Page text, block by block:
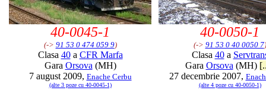
40-0045-1
(-> 91 53 0 474 059 9)
Clasa 40a CFR Marfa
Gara Orsova (MH)
7 august 2009, Enache Cerbu
(alte 3 poze cu 40-0045-1)
40-0050-1
(-> 91 53 0 40 0050 7)
Clasa 40a
Gara Orsova (MH)
27 decembrie 2007,
(alte 4 poze cu 40-0050-1)